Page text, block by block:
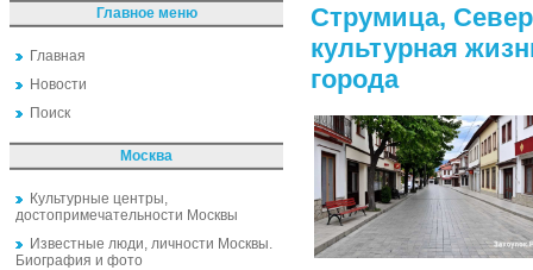
Главное меню
Главная
Новости
Поиск
Москва
Культурные центры,
достопримечательности Москвы
Известные люди, личности Москвы.
Биография и фото
Струмица,
культурная
города